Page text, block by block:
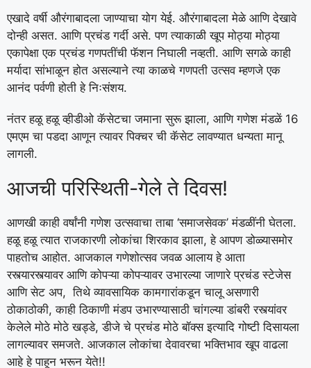
एखादे वर्षी औरंगाबादला जाण्याचा योग येई. औरंगाबादला मेळे आणि देखावे
दोन्ही असत. आणि प्रचंड गर्दी असे. पण त्याकाळी खूप मोठ्या मोठ्या
एकापेक्षा एक प्रचंड गणपतींची फॅशन निघाली नव्हती. आणि सगळे काही
मर्यादा सांभाळून होत असल्याने त्या काळचे गणपती उत्सव म्हणजे एक
आनंद पर्वणी होती हे निःसंशय.
नंतर हळू हळू व्हीडीओ कॅसेटचा जमाना सुरू झाला, आणि गणेश मंडळें 16
एमएम चा पडदा आणून त्यावर पिक्चर ची कॅसेट लावण्यात धन्यता मानू
लागली.
आजची परिस्थिती-गेले ते दिवस!
आणखी काही वर्षांनी गणेश उत्सवाचा ताबा ‘समाजसेवक’ मंडळींनी घेतला.
हळू हळू त्यात राजकारणी लोकांचा शिरकाव झाला, हे आपण डोळ्यासमोर
पाहतोच आहोत. आजकाल गणेशोत्सव जवळ आलाय हे आता
रस्त्यारस्त्यावर आणि कोपऱ्या कोपऱ्यावर उभारल्या जाणारे प्रचंड स्टेजेस
आणि सेट अप, तिथे व्यावसायिक कामगारांकडून चालू असणारी
ठोकाठोकी, काही ठिकाणी मंडप उभारण्यासाठी चांगल्या डांबरी रस्त्यांवर
केलेले मोठे मोठे खड्डे, डीजे चे प्रचंड मोठे बॉक्स इत्यादि गोष्टी दिसायला
लागल्यावर समजते. आजकाल लोकांचा देवावरचा भक्तिभाव खूप वाढला
आहे हे पाहून भरून येते!!